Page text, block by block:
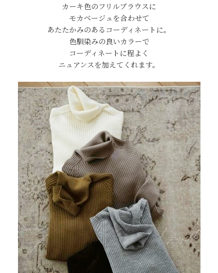
カーキ色のフリルブラウスに
モカベージュを合わせて
あたたかみのあるコーディネートに。
色馴染みの良いカラーで
コーディネートに程よく
ニュアンスを加えてくれます。